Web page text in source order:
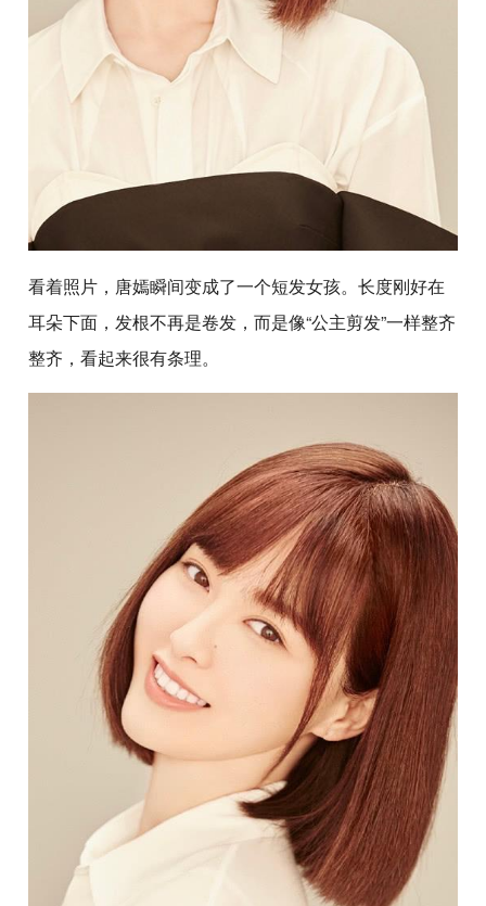
看着照片，唐嫣瞬间变成了一个短发女孩。长度刚好在
耳朵下面，发根不再是卷发，而是像“公主剪发”一样整齐
整齐，看起来很有条理。